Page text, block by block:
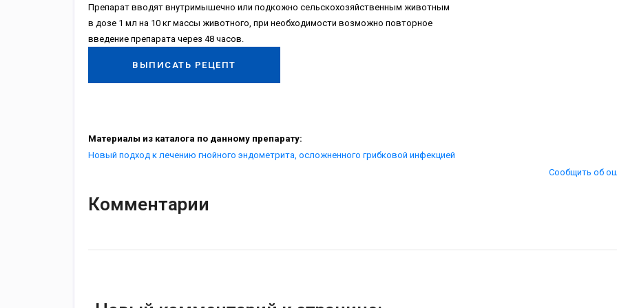
Препарат вводят внутримышечно или подкожно сельскохозяйственным животным
в дозе 1 мл на 10 кг массы животного, при необходимости возможно повторное
введение препарата через 48 часов.
ВЫПИСАТЬ РЕЦЕПТ
Материалы из каталога по данному препарату:
Новый подход к лечению гнойного эндометрита, осложненного грибковой инфекцией
Сообщить об
Комментарии